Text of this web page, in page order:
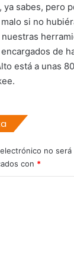
ya sabes, pero
si no
de
está a unas
no será
con *